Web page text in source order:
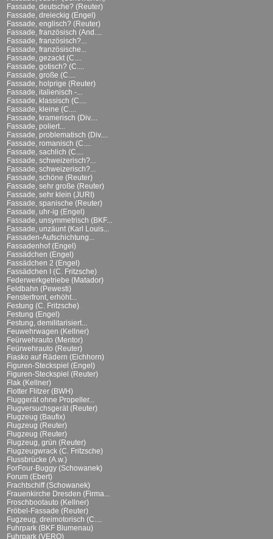
Fassade, deutsche? (Reuter)
Fassade, dreieckig (Engel)
Fassade, englisch? (Reuter)
Fassade, französisch (And....
Fassade, französisch?...
Fassade, französische...
Fassade, gezackt (C....
Fassade, gotisch? (C....
Fassade, große (C....
Fassade, holprige (Reuter)
Fassade, italienisch -...
Fassade, klassisch (C....
Fassade, kleine (C....
Fassade, kramerisch (Div....
Fassade, poliert...
Fassade, problematisch (Div....
Fassade, romanisch (C....
Fassade, sachlich (C....
Fassade, schweizerisch?...
Fassade, schweizerisch?...
Fassade, schöne (Reuter)
Fassade, sehr große (Reuter)
Fassade, sehr klein (JURI)
Fassade, spanische (Reuter)
Fassade, uhr-ig (Engel)
Fassade, unsymmetrisch (BKF...
Fassade, unzäunt (Karl Louis...
Fassaden-Aufschichtung...
Fassadenhof (Engel)
Fassädchen (Engel)
Fassädchen 2 (Engel)
Fassädchen I (C. Fritzsche)
Federwerkgetriebe (Matador)
Feldbahn (Pewesti)
Fensterfront, erhöht...
Festung (C. Fritzsche)
Festung (Engel)
Festung, demilitarisiert...
Feuwehrwagen (Kellner)
Feürwehrauto (Mentor)
Feürwehrauto (Reuter)
Fiasko auf Rädern (Eichhorn)
Figuren-Steckspiel (Engel)
Figuren-Steckspiel (Reuter)
Flak (Kellner)
Flotter Flitzer (BWH)
Fluggerät ohne Propeller...
Flugversuchsgerät (Reuter)
Flugzeug (Baufix)
Flugzeug (Reuter)
Flugzeug (Reuter)
Flugzeug, grün (Reuter)
Flugzeugwrack (C. Fritzsche)
Flussbrücke (A.w.)
ForFour-Buggy (Schowanek)
Forum (Ebert)
Frachtschiff (Schowanek)
Frauenkirche Dresden (Firma...
Froschbootauto (Kellner)
Fröbel-Fassade (Reuter)
Fugzeug, dreimotorisch (C....
Fuhrpark (BKF Blumenau)
Fuhrpark (VERO)